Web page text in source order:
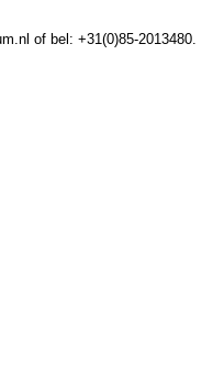
of bel: +31(0)85-2013480.